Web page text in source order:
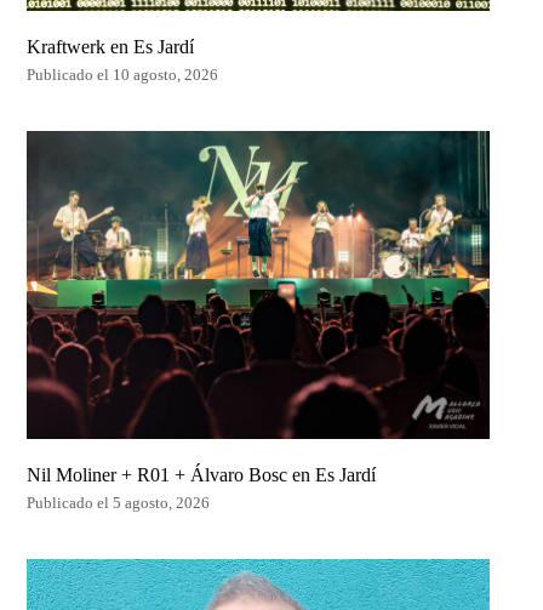
Kraftwerk en Es Jardí
Publicado el 10 agosto, 2026
Nil Moliner + R01 + Álvaro Bosc en Es Jardí
Publicado el 5 agosto, 2026